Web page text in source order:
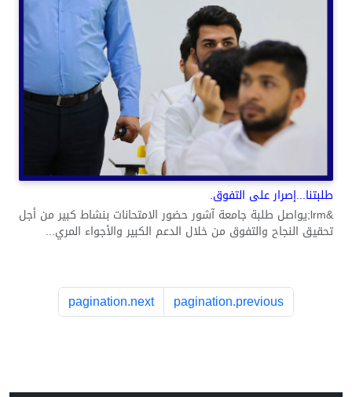
طلبتنا...إصرار على التفوق.
&lrm;يواصل طلبة جامعة آشور حضور الامتحانات بنشاط كبير من أجل
تحقيق النجاح والتفوق من خلال الدعم الكبير والأجواء المري...
pagination.previous
pagination.next